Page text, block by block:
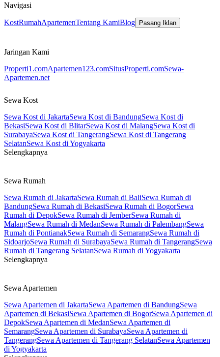
Navigasi
KostRumahApartemenTentang KamiBlog Pasang Iklan
Jaringan Kami
Properti1.comApartemen123.comSitusProperti.comSewa-
Apartemen.net
Sewa Kost
Sewa Kost di JakartaSewa Kost di BandungSewa Kost di
BekasiSewa Kost di BlitarSewa Kost di MalangSewa Kost di
SurabayaSewa Kost di TangerangSewa Kost di Tangerang
SelatanSewa Kost di Yogyakarta
Selengkapnya
Sewa Rumah
Sewa Rumah di JakartaSewa Rumah di BaliSewa Rumah di
BandungSewa Rumah di BekasiSewa Rumah di BogorSewa
Rumah di DepokSewa Rumah di JemberSewa Rumah di
MalangSewa Rumah di MedanSewa Rumah di PalembangSewa
Rumah di PontianakSewa Rumah di SemarangSewa Rumah di
SidoarjoSewa Rumah di SurabayaSewa Rumah di TangerangSewa
Rumah di Tangerang SelatanSewa Rumah di Yogyakarta
Selengkapnya
Sewa Apartemen
Sewa Apartemen di JakartaSewa Apartemen di BandungSewa
Apartemen di BekasiSewa Apartemen di BogorSewa Apartemen di
DepokSewa Apartemen di MedanSewa Apartemen di
SemarangSewa Apartemen di SurabayaSewa Apartemen di
TangerangSewa Apartemen di Tangerang SelatanSewa Apartemen
di Yogyakarta